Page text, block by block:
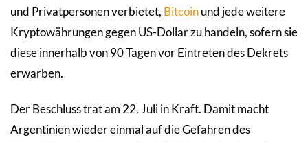
und Privatpersonen verbietet, Bitcoinund jede weitere
Kryptowährungen gegen US-Dollar zu handeln, sofern sie
diese innerhalb von 90 Tagen vor Eintreten des Dekrets
erwarben.
Der Beschluss trat am 22. Juli in Kraft. Damit macht
Argentinien wieder einmal auf die Gefahren des